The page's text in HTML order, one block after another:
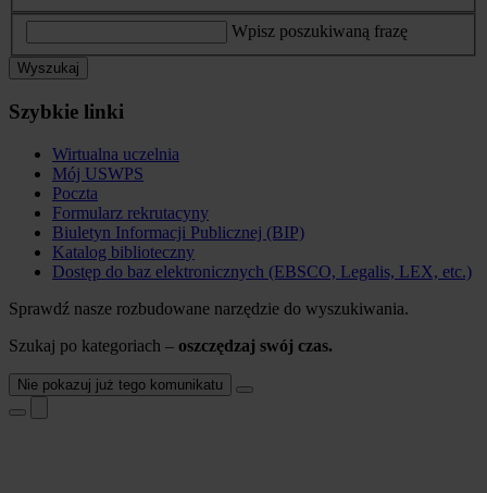
Wpisz poszukiwaną frazę
Wyszukaj
Szybkie linki
Wirtualna uczelnia
Mój USWPS
Poczta
Formularz rekrutacyny
Biuletyn Informacji Publicznej (BIP)
Katalog biblioteczny
Dostęp do baz elektronicznych (EBSCO, Legalis, LEX, etc.)
Sprawdź nasze rozbudowane narzędzie do wyszukiwania.
Szukaj po kategoriach – oszczędzaj swój czas.
Nie pokazuj już tego komunikatu